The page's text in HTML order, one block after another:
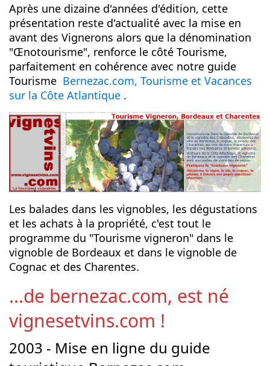
Après une dizaine d'années d'édition, cette
présentation reste d'actualité avec la mise en
avant des Vignerons alors que la dénomination
"Œnotourisme", renforce le côté Tourisme,
parfaitement en cohérence avec notre guide
Tourisme Bernezac.com, Tourisme et Vacances
sur la Côte Atlantique .
Les balades dans les vignobles, les dégustations
et les achats à la propriété, c'est tout le
programme du "Tourisme vigneron" dans le
vignoble de Bordeaux et dans le vignoble de
Cognac et des Charentes.
...de bernezac.com, est né
vignesetvins.com !
2003 - Mise en ligne du guide